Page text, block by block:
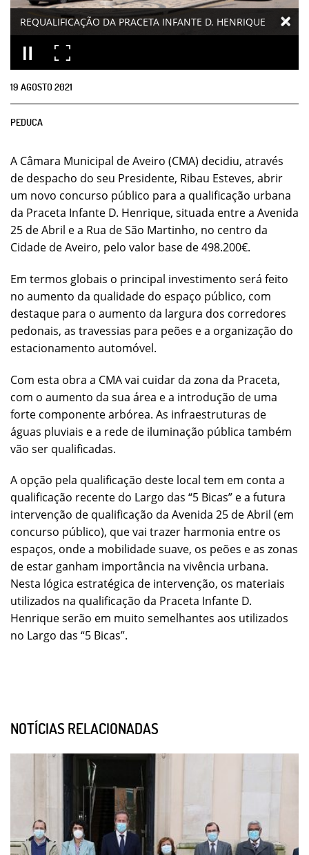
REQUALIFICAÇÃO DA PRACETA INFANTE D. HENRIQUE
19 AGOSTO2021
PEDUCA
A Câmara Municipal de Aveiro (CMA) decidiu, através
de despacho do seu Presidente, Ribau Esteves, abrir
um novo concurso público para a qualificação urbana
da Praceta Infante D. Henrique, situada entre a Avenida
25 de Abril e a Rua de São Martinho, no centro da
Cidade de Aveiro, pelo valor base de 498.200€.
Em termos globais o principal investimento será feito
no aumento da qualidade do espaço público, com
destaque para o aumento da largura dos corredores
pedonais, as travessias para peões e a organização do
estacionamento automóvel.
Com esta obra a CMA vai cuidar da zona da Praceta,
com o aumento da sua área e a introdução de uma
forte componente arbórea. As infraestruturas de
águas pluviais e a rede de iluminação pública também
vão ser qualificadas.
A opção pela qualificação deste local tem em conta a
qualificação recente do Largo das “5 Bicas” e a futura
intervenção de qualificação da Avenida 25 de Abril (em
concurso público), que vai trazer harmonia entre os
espaços, onde a mobilidade suave, os peões e as zonas
de estar ganham importância na vivência urbana.
Nesta lógica estratégica de intervenção, os materiais
utilizados na qualificação da Praceta Infante D.
Henrique serão em muito semelhantes aos utilizados
no Largo das “5 Bicas”.
NOTÍCIAS RELACIONADAS